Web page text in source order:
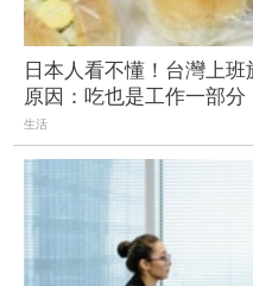
日本人看不懂！台灣上
原因：吃也是工作一部分
生活